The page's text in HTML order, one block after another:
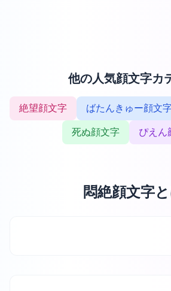
他の人気顔文字カ
絶望顔文字 ばたんきゅー顔文
死ぬ顔文字 ぴえん
悶絶顔文字